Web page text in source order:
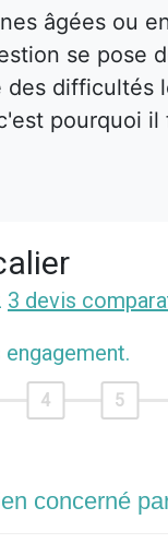
âgées ou
se pose
difficultés
pourquoi
3 devis
4 5
concerné